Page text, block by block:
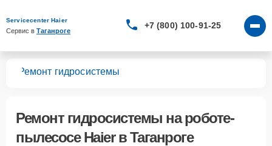
Servicecenter Haier
Сервис в Таганроге
+7 (800) 100-91-25
Ремонт гидросистемы
Ремонт гидросистемы на роботе-
пылесосе Haier в Таганроге